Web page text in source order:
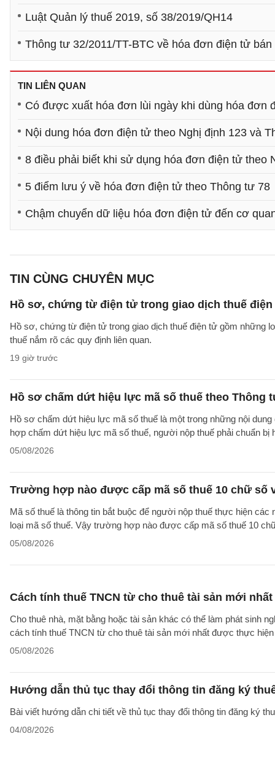
Luật Quản lý thuế 2019, số 38/2019/QH14
Thông tư 32/2011/TT-BTC về hóa đơn điện tử
TIN LIÊN QUAN
Có được xuất hóa đơn lùi ngày khi dùng hóa đơn
Nội dung hóa đơn điện tử theo Nghị định 123 và
8 điều phải biết khi sử dụng hóa đơn điện tử theo
5 điểm lưu ý về hóa đơn điện tử theo Thông tư 78
Chậm chuyển dữ liệu hóa đơn điện tử đến cơ
TIN CÙNG CHUYÊN MỤC
Hồ sơ, chứng từ điện tử trong giao dịch thuế điện
Hồ sơ, chứng từ điện tử trong giao dịch thuế điện tử gồm những
thuế nắm rõ các quy định liên quan.
19 giờ trước
Hồ sơ chấm dứt hiệu lực mã số thuế theo Thông
Hồ sơ chấm dứt hiệu lực mã số thuế là một trong những nội
hợp chấm dứt hiệu lực mã số thuế, người nộp thuế phải chuẩn bị
05/08/2026
Trường hợp nào được cấp mã số thuế 10 chữ số
Mã số thuế là thông tin bắt buộc để người nộp thuế thực hiện
loại mã số thuế. Vậy trường hợp nào được cấp mã số thuế 10
05/08/2026
Cách tính thuế TNCN từ cho thuê tài sản mới nhất
Cho thuê nhà, mặt bằng hoặc tài sản khác có thể làm phát sinh
cách tính thuế TNCN từ cho thuê tài sản mới nhất được thực
05/08/2026
Hướng dẫn thủ tục thay đổi thông tin đăng ký
Bài viết hướng dẫn chi tiết về thủ tục thay đổi thông tin đăng ký
04/08/2026